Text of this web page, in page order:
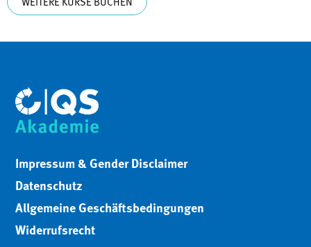
Impressum & Gender Disclaimer
Datenschutz
Allgemeine Geschäftsbedingungen
Widerrufsrecht